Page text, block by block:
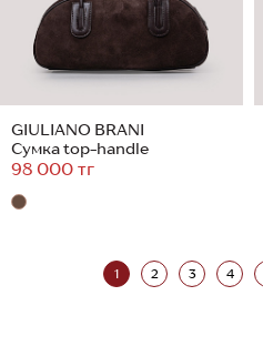
GIULIANO BRANI
Сумка top-handle
98 000 тг
1 2 3 4